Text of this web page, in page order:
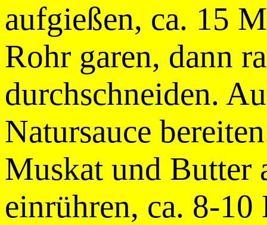
aufgießen, ca. 15
Rohr garen, dann
durchschneiden.
Natursauce
Muskat und Butter
einrühren, ca. 8-